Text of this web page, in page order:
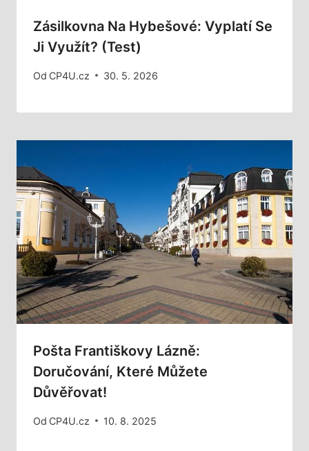
Zásilkovna Na Hybešové: Vyplatí Se
Ji Využít? (Test)
Od CP4U.cz 30. 5. 2026
Pošta Františkovy Lázně:
Doručování, Které Můžete
Důvěřovat!
Od CP4U.cz 10. 8. 2025